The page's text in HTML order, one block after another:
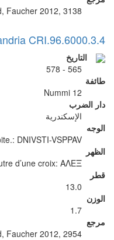
Faucher 2012, 3138
CRI.96.6000.3.4
التاريخ
565 - 578
طائفة
12 Nummi
دار الضرب
الإسكندرية
الوجه
DNIVSTI-VSPPAV
الظهر
d’une croix: ΑΛΕΞ
قطر
13.0
الوزن
1.7
مرجع
Faucher 2012, 2954